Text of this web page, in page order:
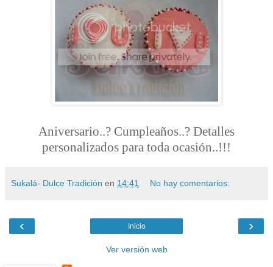
Aniversario..? Cumpleaños..? Detalles
personalizados para toda ocasión..!!!
Sukalá- Dulce Tradición en 14:41 No hay comentarios:
‹ ›
Inicio
Ver versión web